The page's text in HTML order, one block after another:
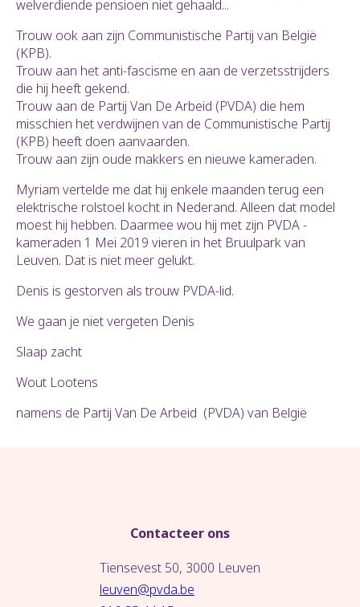
welverdiende pensioen niet gehaald...
Trouw ook aan zijn Communistische Partij van België
(KPB).
Trouw aan het anti-fascisme en aan de verzetsstrijders
die hij heeft gekend.
Trouw aan de Partij Van De Arbeid (PVDA) die hem
misschien het verdwijnen van de Communistische Partij
(KPB) heeft doen aanvaarden.
Trouw aan zijn oude makkers en nieuwe kameraden.
Myriam vertelde me dat hij enkele maanden terug een
elektrische rolstoel kocht in Nederand. Alleen dat model
moest hij hebben. Daarmee wou hij met zijn PVDA -
kameraden 1 Mei 2019 vieren in het Bruulpark van
Leuven. Dat is niet meer gelukt.
Denis is gestorven als trouw PVDA-lid.
We gaan je niet vergeten Denis
Slaap zacht
Wout Lootens
namens de Partij Van De Arbeid (PVDA) van België
Contacteer ons
Tiensevest 50, 3000 Leuven
leuven@pvda.be